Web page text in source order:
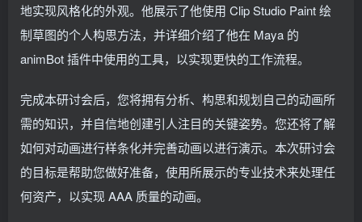
地实现风格化的外观。他展示了他使用 Clip Studio Paint 绘
制草图的个人构思方法，并详细介绍了他在 Maya 的
animBot 插件中使用的工具，以实现更快的工作流程。
完成本研讨会后，您将拥有分析、构思和规划自己的动画所
需的知识，并自信地创建引人注目的关键姿势。您还将了解
如何对动画进行样条化并完善动画以进行演示。本次研讨会
的目标是帮助您做好准备，使用所展示的专业技术来处理任
何资产，以实现 AAA 质量的动画。